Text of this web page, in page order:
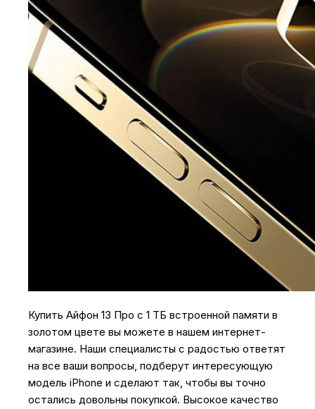
Купить Айфон 13 Про с 1 ТБ встроенной памяти в
золотом цвете вы можете в нашем интернет-
магазине. Наши специалисты с радостью ответят
на все ваши вопросы, подберут интересующую
модель iPhone и сделают так, чтобы вы точно
остались довольны покупкой. Высокое качество